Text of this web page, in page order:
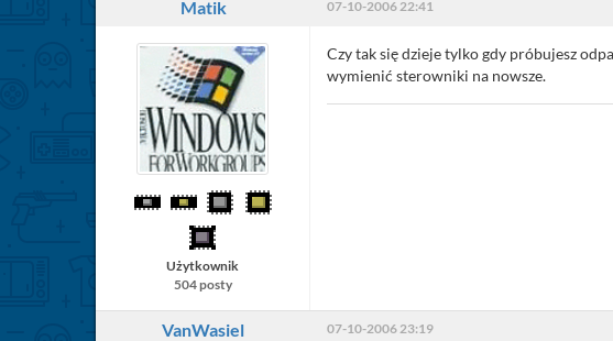
Matik 07-10-2006 22:41
Użytkownik
504 posty
Czy tak się dzieje tylko gdy próbujesz
wymienić sterowniki na nowsze.
VanWasiel 07-10-2006 23:19